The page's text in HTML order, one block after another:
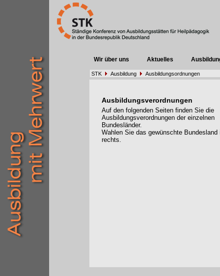
Wir über uns Aktuelles
STK Ausbildung Ausbildungsordnungen
Ausbildungsverordnungen
Auf den folgenden Seiten finden Sie die
Ausbildungsverordnungen der einzelnen
Bundesländer.
Wahlen Sie das gewünschte Bundesland
rechts.